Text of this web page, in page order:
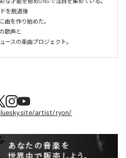
を脱退後
曲を作り始めた。
歌声と
ースの楽曲プロジェクト。
artist/ryon/